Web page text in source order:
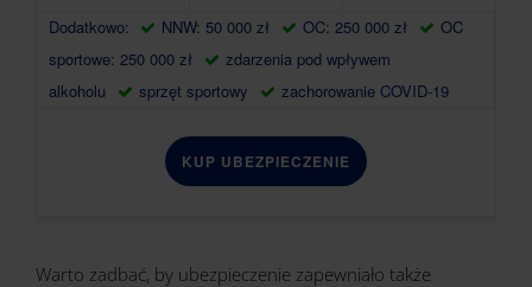
Dodatkowo:
NNW: 50 000 zł OC: 250 000 zł
OC
sportowe: 250 000 zł
zdarzenia pod wpływem
alkoholu
sprzęt sportowy zachorowanie COVID-19
KUP UBEZPIECZENIE
Warto zadbać, by ubezpieczenie zapewniało także